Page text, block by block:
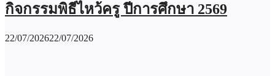
กิจกรรมพิธีไหว้ครู ปีการศึกษา 2569
22/07/202622/07/2026